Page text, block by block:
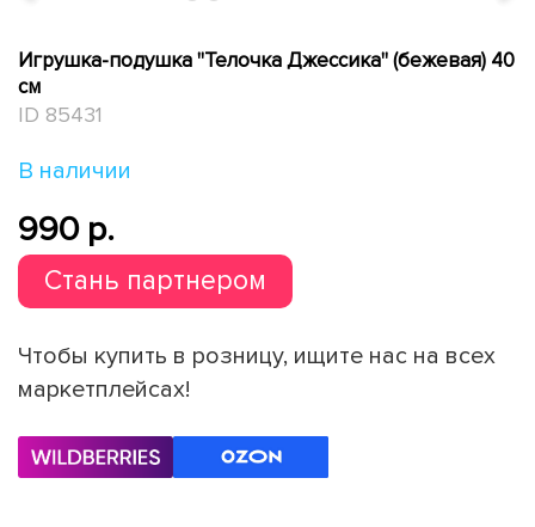
Игрушка-подушка "Телочка Джессика" (бежевая) 40
см
ID 85431
В наличии
990 p.
Стань партнером
Чтобы купить в розницу, ищите нас на всех
маркетплейсах!